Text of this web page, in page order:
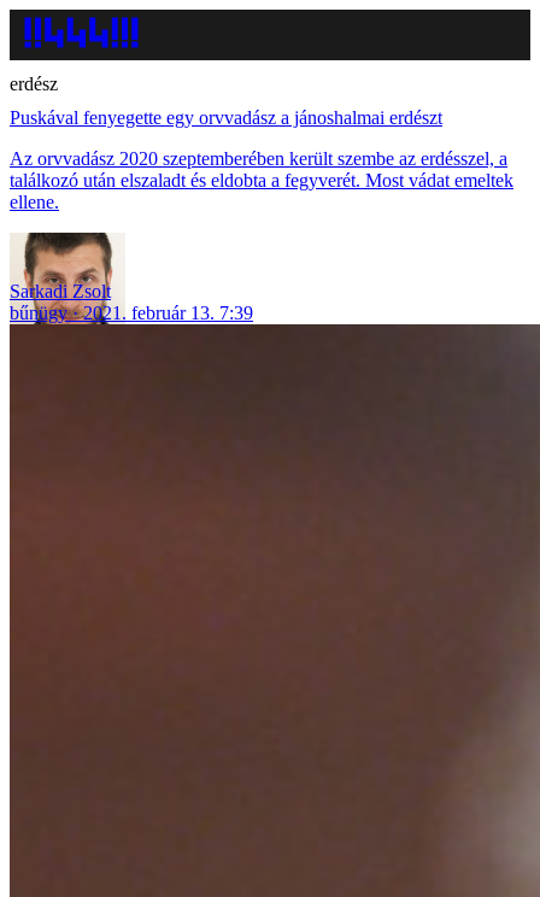
erdész
Puskával fenyegette egy orvvadász a jánoshalmai erdészt
Az orvvadász 2020 szeptemberében került szembe az erdésszel, a
találkozó után elszaladt és eldobta a fegyverét. Most vádat emeltek
ellene.
Sarkadi Zsolt
bűnügy
2021. február 13. 7:39